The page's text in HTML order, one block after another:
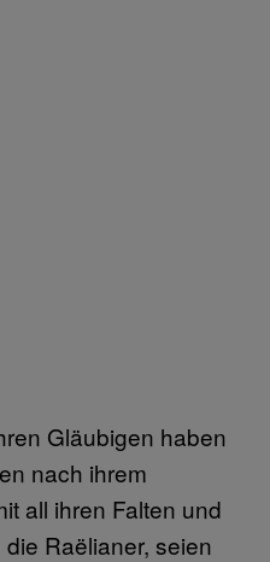
Gläubigen haben
nach ihrem
all ihren Falten und
Raëlianer, seien